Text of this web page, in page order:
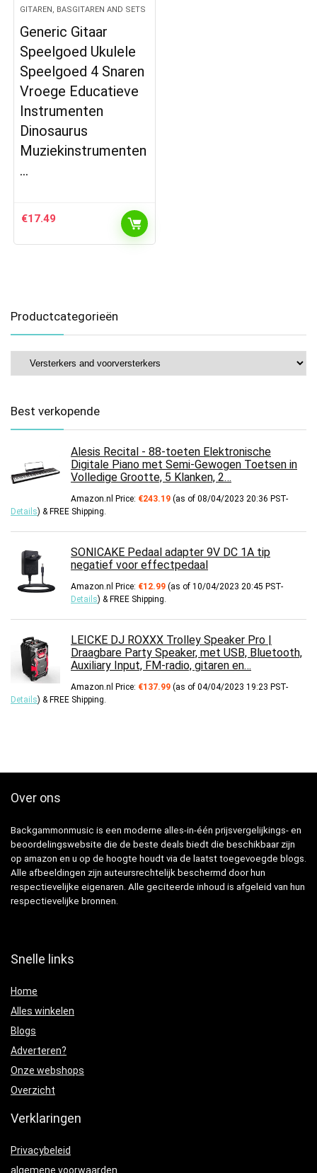
GITAREN, BASGITAREN AND SETS
Generic Gitaar
Speelgoed Ukulele
Speelgoed 4 Snaren
Vroege Educatieve
Instrumenten
Dinosaurus
Muziekinstrumenten
…
€17.49
Productcategorieën
Best verkopende
Alesis Recital - 88-toeten Elektronische
Digitale Piano met Semi-Gewogen Toetsen in
Volledige Grootte, 5 Klanken, 2…
Amazon.nl Price: €243.19 (as of 08/04/2023 20:36 PST-
Details) & FREE Shipping.
SONICAKE Pedaal adapter 9V DC 1A tip
negatief voor effectpedaal
Amazon.nl Price: €12.99 (as of 10/04/2023 20:45 PST-
Details) & FREE Shipping.
LEICKE DJ ROXXX Trolley Speaker Pro |
Draagbare Party Speaker, met USB, Bluetooth,
Auxiliary Input, FM-radio, gitaren en…
Amazon.nl Price: €137.99 (as of 04/04/2023 19:23 PST-
Details) & FREE Shipping.
Over ons
Backgammonmusic is een moderne alles-in-één prijsvergelijkings- en
beoordelingswebsite die de beste deals biedt die beschikbaar zijn
op amazon en u op de hoogte houdt via de laatst toegevoegde blogs.
Alle afbeeldingen zijn auteursrechtelijk beschermd door hun
respectievelijke eigenaren. Alle geciteerde inhoud is afgeleid van hun
respectievelijke bronnen.
Snelle links
Home
Alles winkelen
Blogs
Adverteren?
Onze webshops
Overzicht
Verklaringen
Privacybeleid
algemene voorwaarden